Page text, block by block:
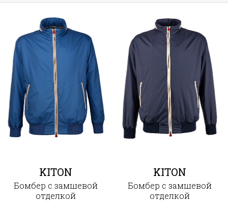
KITON
Бомбер с замшевой
отделкой
KITON
Бомбер с замшевой
отделкой